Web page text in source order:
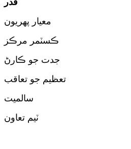
قدر
معيار پهريون
ڪسٽمر مرڪز
جدت جو ڪارڻ
تعظيم جو تعاقب
سالميت
ٽيم تعاون